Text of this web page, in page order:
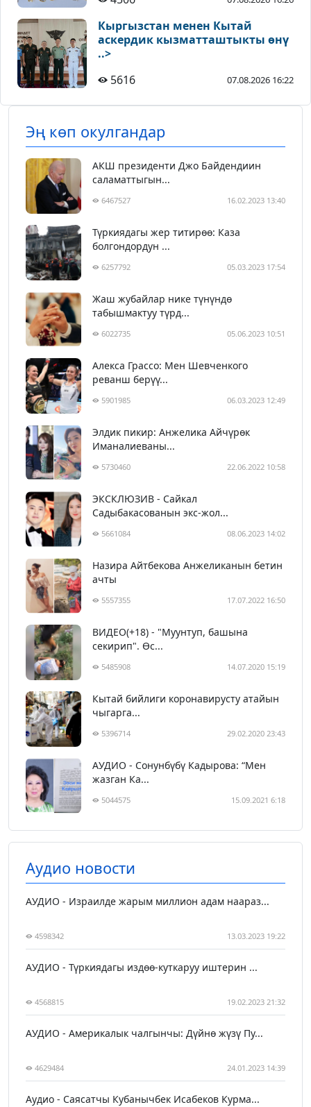
Кыргызстан менен Кытай
аскердик кызматташтыкты өнү
..>
5616
07.08.2026 16:22
Эң көп окулгандар
АКШ президенти Джо Байдендиин
саламаттыгын...
6467527 16.02.2023 13:40
Түркиядагы жер титирөө: Каза
болгондордун ...
6257792 05.03.2023 17:54
Жаш жубайлар нике түнүндө
табышмактуу түрд...
6022735 05.06.2023 10:51
Алекса Грассо: Мен Шевченкого
реванш берүү...
5901985 06.03.2023 12:49
Элдик пикир: Анжелика Айчүрөк
Иманалиеваны...
5730460 22.06.2022 10:58
ЭКСКЛЮЗИВ - Сайкал
Садыбакасованын экс-жол...
5661084 08.06.2023 14:02
Назира Айтбекова Анжеликанын бетин
ачты
5557355 17.07.2022 16:50
ВИДЕО(+18) - "Муунтуп, башына
секирип". Өс...
5485908 14.07.2020 15:19
Кытай бийлиги коронавирусту атайын
чыгарга...
5396714 29.02.2020 23:43
АУДИО - Сонунбүбү Кадырова: “Мен
жазган Ка...
5044575 15.09.2021 6:18
Аудио новости
АУДИО - Израилде жарым миллион адам наараз...
4598342 13.03.2023 19:22
АУДИО - Түркиядагы издөө-куткаруу иштерин ...
4568815 19.02.2023 21:32
АУДИО - Америкалык чалгынчы: Дүйнө жүзү Пу...
4629484 24.01.2023 14:39
Аудио - Саясатчы Кубанычбек Исабеков Курма...